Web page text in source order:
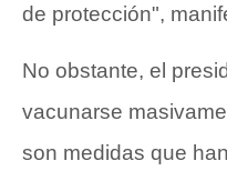
de protección",
No obstante, el
vacunarse
son medidas que